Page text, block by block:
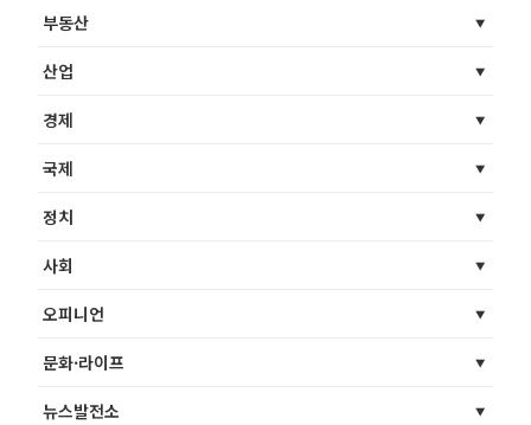
부동산
산업
경제
국제
정치
사회
오피니언
문화·라이프
뉴스발전소